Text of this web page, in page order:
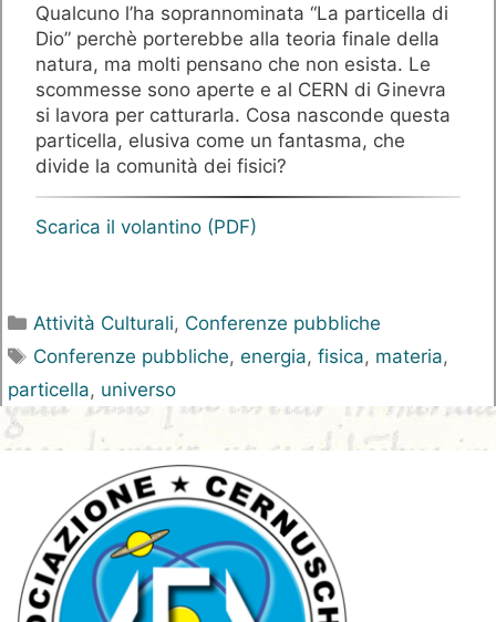
Qualcuno l’ha soprannominata “La particella di
Dio” perchè porterebbe alla teoria finale della
natura, ma molti pensano che non esista. Le
scommesse sono aperte e al CERN di Ginevra
si lavora per catturarla. Cosa nasconde questa
particella, elusiva come un fantasma, che
divide la comunità dei fisici?
Scarica il volantino (PDF)
Categorie
Attività Culturali, Conferenze pubbliche
Tag
Conferenze pubbliche,energia,fisica, materia,
particella, universo